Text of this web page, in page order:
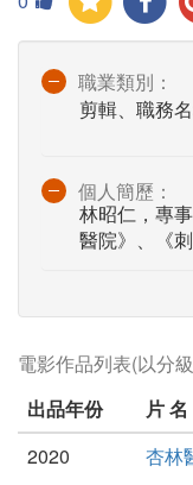
職業類別：
剪輯、職務
個人簡歷：
林昭仁，專
醫院》、《
電影作品列表(以分
出品年份
片 名
2020
杏林